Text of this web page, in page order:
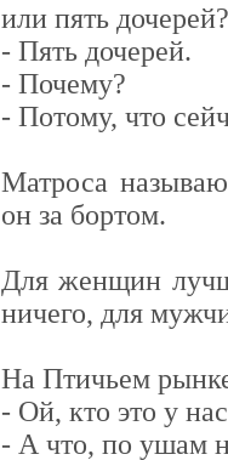
или пять дочерей?
- Пять дочерей.
- Почему?
- Потому, что
Матроса
он за бортом.
Для женщин
ничего, для
На Птичьем
- Ой, кто это у
- А что, по ушам